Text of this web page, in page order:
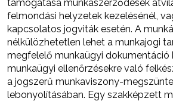
támogatása munkaszerződések
felmondási helyzetek kezelésénél,
kapcsolatos jogviták esetén. A
nélkülözhetetlen lehet a munkajogi
megfelelő munkaügyi dokumentáció
munkaügyi ellenőrzésekre való
a jogszerű munkaviszony-
lebonyolításában. Egy szakképzett